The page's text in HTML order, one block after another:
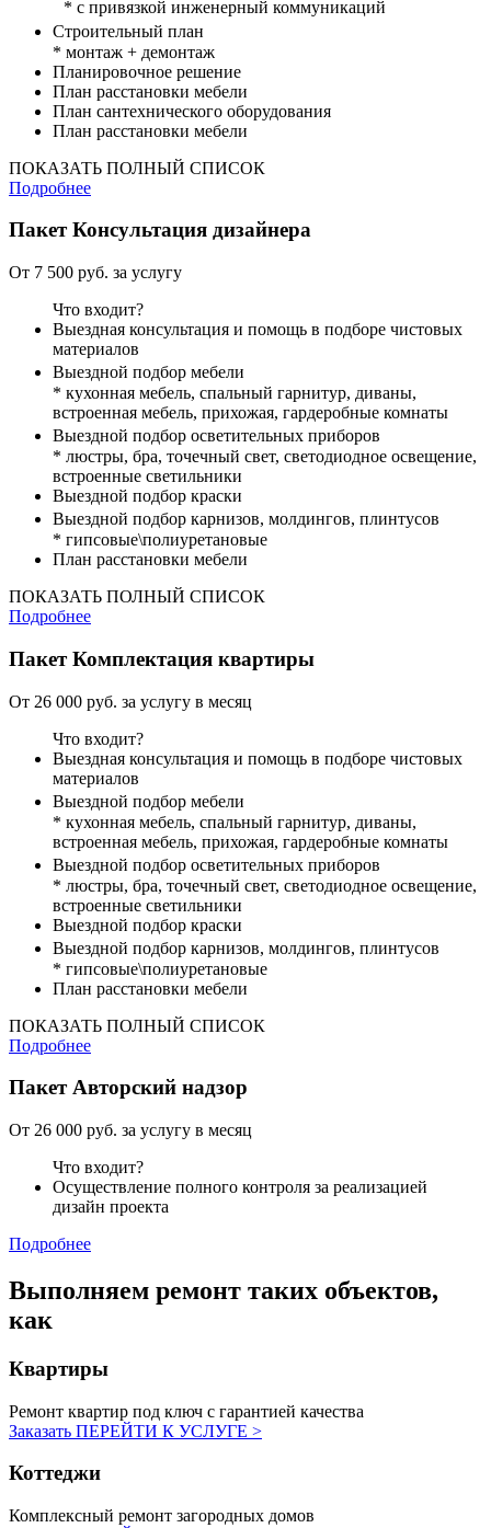
* с привязкой инженерный коммуникаций
Строительный план
* монтаж + демонтаж
Планировочное решение
План расстановки мебели
План сантехнического оборудования
План расстановки мебели
ПОКАЗАТЬ ПОЛНЫЙ СПИСОК
Подробнее
ПакетКонсультация дизайнера
От 7 500 руб. за услугу
Что входит?
Выездная консультация и помощь в подборе чистовых
материалов
Выездной подбор мебели
* кухонная мебель, спальный гарнитур, диваны,
встроенная мебель, прихожая, гардеробные комнаты
Выездной подбор осветительных приборов
* люстры, бра, точечный свет, светодиодное освещение,
встроенные светильники
Выездной подбор краски
Выездной подбор карнизов, молдингов, плинтусов
* гипсовые\полиуретановые
План расстановки мебели
ПОКАЗАТЬ ПОЛНЫЙ СПИСОК
Подробнее
ПакетКомплектация квартиры
От 26 000 руб. за услугу в месяц
Что входит?
Выездная консультация и помощь в подборе чистовых
материалов
Выездной подбор мебели
* кухонная мебель, спальный гарнитур, диваны,
встроенная мебель, прихожая, гардеробные комнаты
Выездной подбор осветительных приборов
* люстры, бра, точечный свет, светодиодное освещение,
встроенные светильники
Выездной подбор краски
Выездной подбор карнизов, молдингов, плинтусов
* гипсовые\полиуретановые
План расстановки мебели
ПОКАЗАТЬ ПОЛНЫЙ СПИСОК
Подробнее
ПакетАвторский надзор
От 26 000 руб. за услугу в месяц
Что входит?
Осуществление полного контроля за реализацией
дизайн проекта
Подробнее
Выполняем ремонт таких объектов,
как
Квартиры
Ремонт квартир под ключ с гарантией качества
Заказать ПЕРЕЙТИ К УСЛУГЕ >
Коттеджи
Комплексный ремонт загородных домов